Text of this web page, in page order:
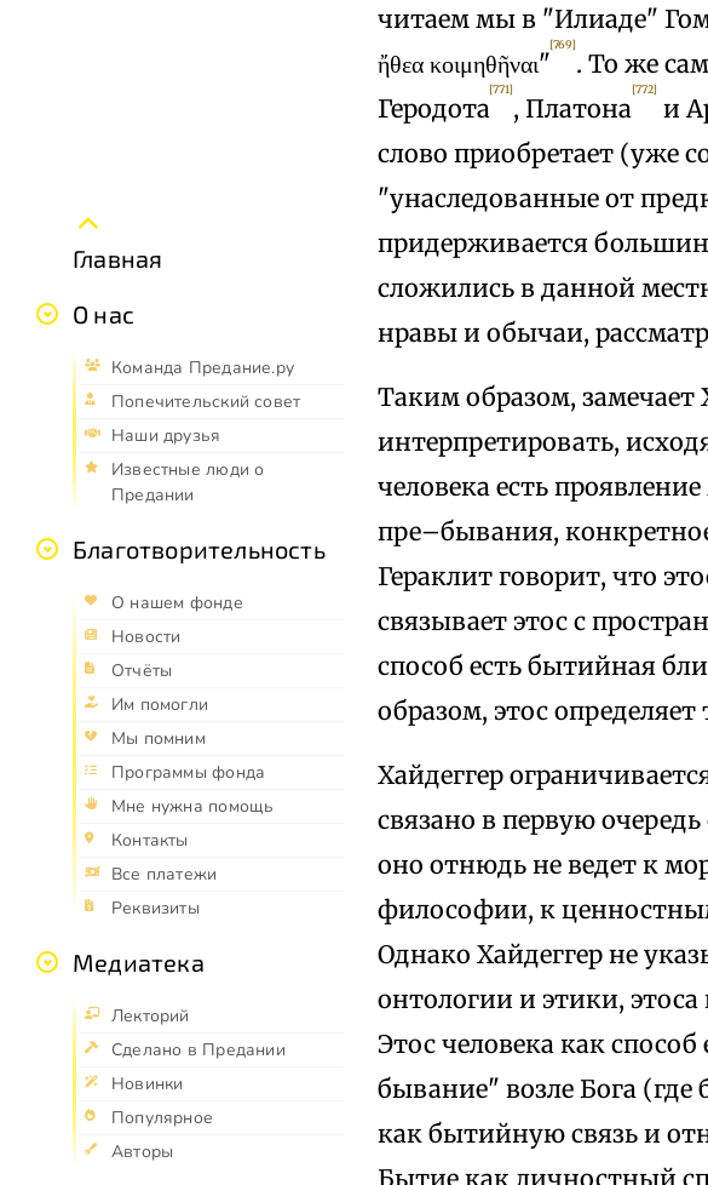
Главная
О нас
Команда Предание.ру
Попечительский совет
Наши друзья
Известные люди о
Предании
Благотворительность
О нашем фонде
Новости
Отчёты
Им помогли
Мы помним
Программы фонда
Мне нужна помощь
Контакты
Все платежи
Реквизиты
Медиатека
Лекторий
Сделано в Предании
Новинки
Популярное
Авторы
читаем мы в "Илиаде"
ἤθεα κοιμηθῆναι"
[769]
. То же
Геродота
[771]
, Платона
[772]
и
слово приобретает (уже
"унаследованные от
придерживается
сложились в данной
нравы и обычаи,
Таким образом, замечает
интерпретировать,
человека есть
пре–бывания,
Гераклит говорит, что
связывает этос с
способ есть бытийная
образом, этос определяет
Хайдеггер
связано в первую
оно отнюдь не ведет к
философии, к
Однако Хайдеггер не
онтологии и этики,
Этос человека как
бывание" возле Бога
как бытийную связь и
Бытие как личностный